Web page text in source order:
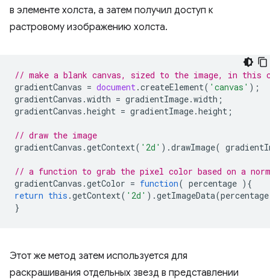
в элементе холста, а затем получил доступ к
растровому изображению холста.
// make a blank canvas, sized to the image, in this
gradientCanvas = document.createElement( 'canvas' );
gradientCanvas .width = gradientImage.width ;
gradientCanvas .height = gradientImage.height ;
// draw the image
gradientCanvas .getContext( '2d' ).drawImage(
// a function to grab the pixel color based on a
gradientCanvas .getColor = function( percentage ){
return this .getContext( '2d' ).getImageData(percentage
}
Этот же метод затем используется для
раскрашивания отдельных звезд в представлении